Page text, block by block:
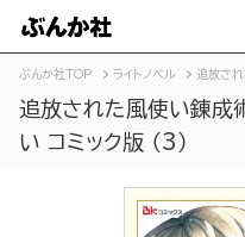
ぶんか社TOP ライトノベル 追放さ
追放された風使い錬成
い コミック版 （3）